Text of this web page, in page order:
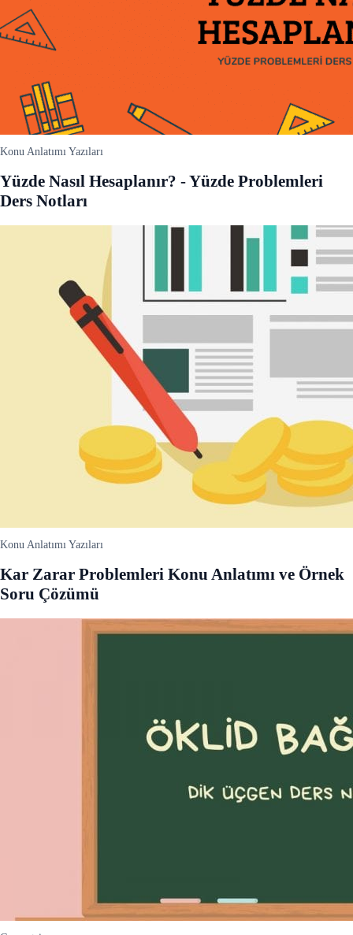
Konu Anlatımı Yazıları
Yüzde Nasıl Hesaplanır? - Yüzde Problemleri
Ders Notları
Konu Anlatımı Yazıları
Kar Zarar Problemleri Konu Anlatımı ve Örnek
Soru Çözümü